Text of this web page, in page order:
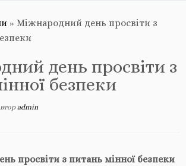
» Міжнародний день просвіти з
день просвіти з
безпеки
admin
просвіти з питань мінної безпеки